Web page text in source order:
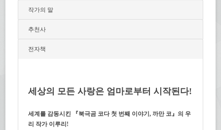
작가의 말
추천사
전자책
세상의 모든 사랑은 엄마로부터 시작된다!
세계를 감동시킨 『북극곰 코다 첫 번째 이야기, 까만 코』의 우
리 작가 이루리!